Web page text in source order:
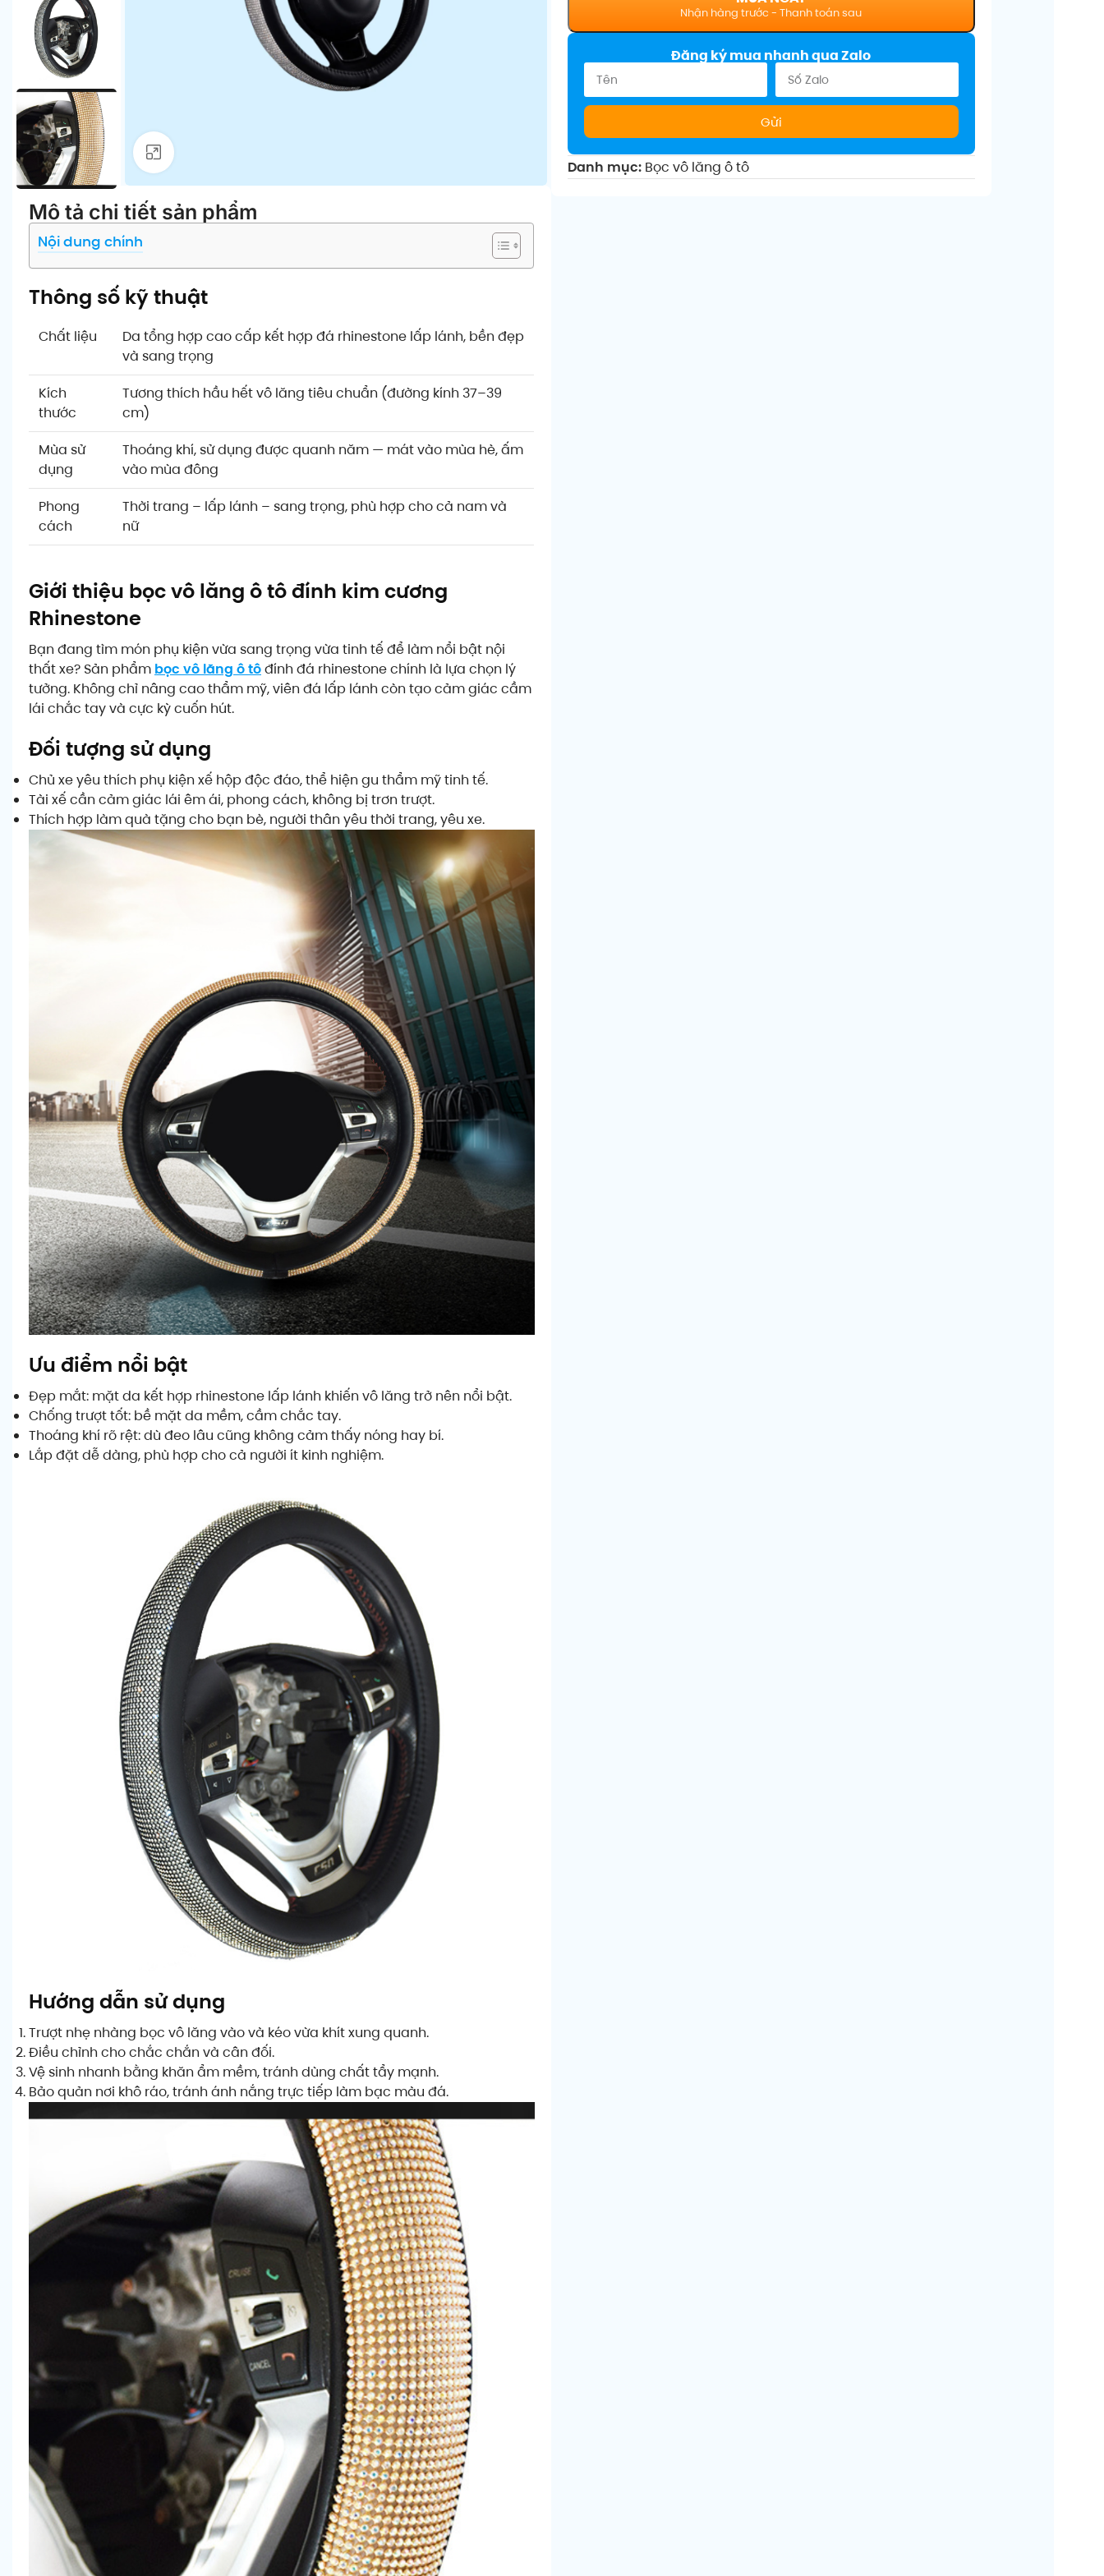
Mô tả chi tiết sản phẩm
Nội dung chính
Thông số kỹ thuật
Chất liệu
Da tổng hợp cao cấp kết hợp đá rhinestone lấp lánh, bền đẹp
và sang trọng
Kích
thước
Tương thích hầu hết vô lăng tiêu chuẩn (đường kính 37–39
cm)
Mùa sử
dụng
Thoáng khí, sử dụng được quanh năm — mát vào mùa hè, ấm
vào mùa đông
Phong
cách
Thời trang – lấp lánh – sang trọng, phù hợp cho cả nam và
nữ
Giới thiệu bọc vô lăng ô tô đính kim cương
Rhinestone
Bạn đang tìm món phụ kiện vừa sang trọng vừa tinh tế để làm nổi bật nội
thất xe? Sản phẩm bọc vô lăng ô tôđính đá rhinestone chính là lựa chọn lý
tưởng. Không chỉ nâng cao thẩm mỹ, viên đá lấp lánh còn tạo cảm giác cầm
lái chắc tay và cực kỳ cuốn hút.
Đối tượng sử dụng
Chủ xe yêu thích phụ kiện xế hộp độc đáo, thể hiện gu thẩm mỹ tinh tế.
Tài xế cần cảm giác lái êm ái, phong cách, không bị trơn trượt.
Thích hợp làm quà tặng cho bạn bè, người thân yêu thời trang, yêu xe.
Ưu điểm nổi bật
Đẹp mắt: mặt da kết hợp rhinestone lấp lánh khiến vô lăng trở nên nổi bật.
Chống trượt tốt: bề mặt da mềm, cầm chắc tay.
Thoáng khí rõ rệt: dù đeo lâu cũng không cảm thấy nóng hay bí.
Lắp đặt dễ dàng, phù hợp cho cả người ít kinh nghiệm.
Hướng dẫn sử dụng
Trượt nhẹ nhàng bọc vô lăng vào và kéo vừa khít xung quanh.
Điều chỉnh cho chắc chắn và cân đối.
Vệ sinh nhanh bằng khăn ẩm mềm, tránh dùng chất tẩy mạnh.
Bảo quản nơi khô ráo, tránh ánh nắng trực tiếp làm bạc màu đá.
Đăng ký mua nhanh qua Zalo
Gửi
Danh mục: Bọc vô lăng ô tô